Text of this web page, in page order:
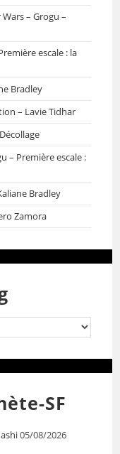
– Grogu –
escale : la
Bradley
– Lavie Tidhar
– Première escale :
Bradley
Zamora
SF
05/08/2026